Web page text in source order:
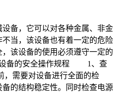
备，它可以对各种金属、非金
当，该设备也有着一定的危险
该设备的使用必须遵守一定的
备的安全操作规程 1、查
需要对设备进行全面的检
的结构稳定性。同时检查电源